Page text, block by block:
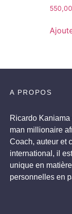
550,00
A PROPOS
Ricardo
man millionaire
Coach, auteur et
international, il
unique en
personnelles en